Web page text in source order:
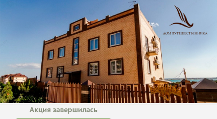
Акция завершилась